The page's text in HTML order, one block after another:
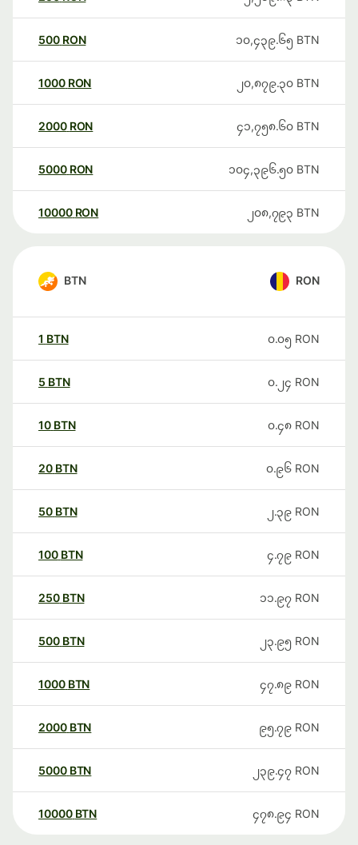
500 RON ၁၀,၄၃၉.၆၅ BTN
1000 RON ၂၀,၈၇၉.၃၀ BTN
2000 RON ၄၁,၇၅၈.၆၀ BTN
5000 RON ၁၀၄,၃၉၆.၅၀ BTN
10000 RON ၂၀၈,၇၉၃ BTN
BTN RON
1 BTN ၀.၀၅ RON
5 BTN ၀.၂၄ RON
10 BTN ၀.၄၈ RON
20 BTN ၀.၉၆ RON
50 BTN ၂.၃၉ RON
100 BTN ၄.၇၉ RON
250 BTN ၁၁.၉၇ RON
500 BTN ၂၃.၉၅ RON
1000 BTN ၄၇.၈၉ RON
2000 BTN ၉၅.၇၉ RON
5000 BTN ၂၃၉.၄၇ RON
10000 BTN ၄၇၈.၉၄ RON